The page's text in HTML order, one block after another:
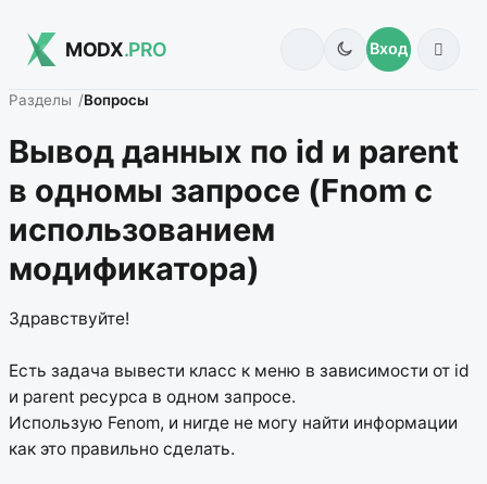
MODX.PRO Вход
Разделы Вопросы
Вывод данных по id и parent
в одномы запросе (Fnom с
использованием
модификатора)
Здравствуйте!
Есть задача вывести класс к меню в зависимости от id
и parent ресурса в одном запросе.
Использую Fenom, и нигде не могу найти информации
как это правильно сделать.